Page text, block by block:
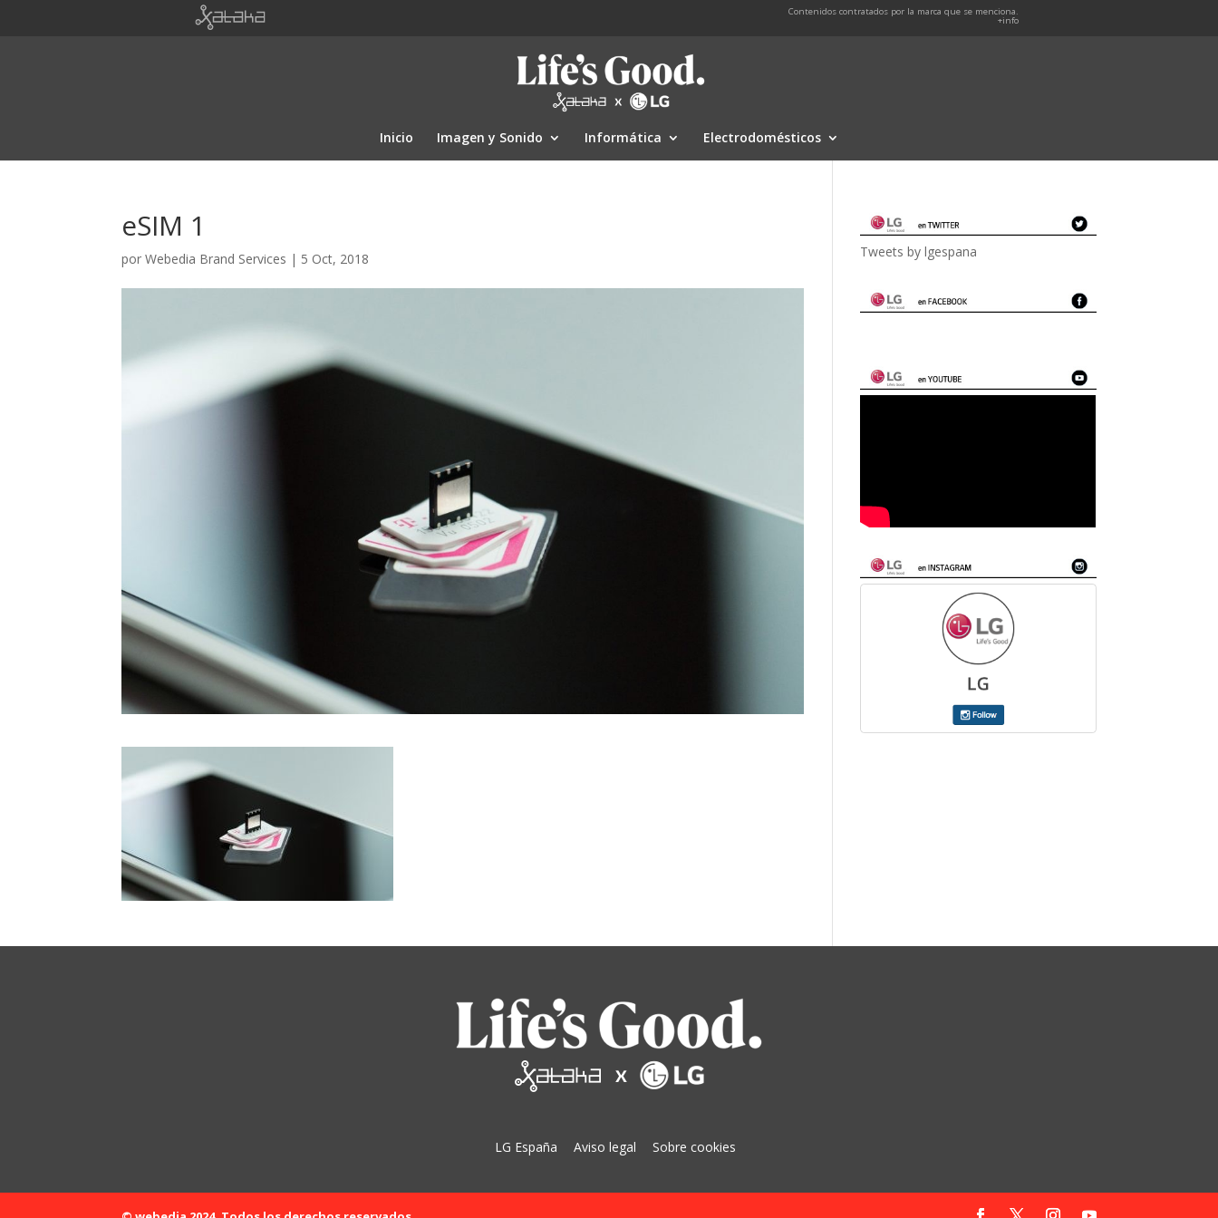
Contenidos contratados por la marca que se menciona.
+info
Inicio Imagen y Sonido Informática Electrodomésticos
eSIM 1
porWebedia Brand Services | 5 Oct, 2018 Tweets by lgespana
LG España Aviso legal Sobre cookies